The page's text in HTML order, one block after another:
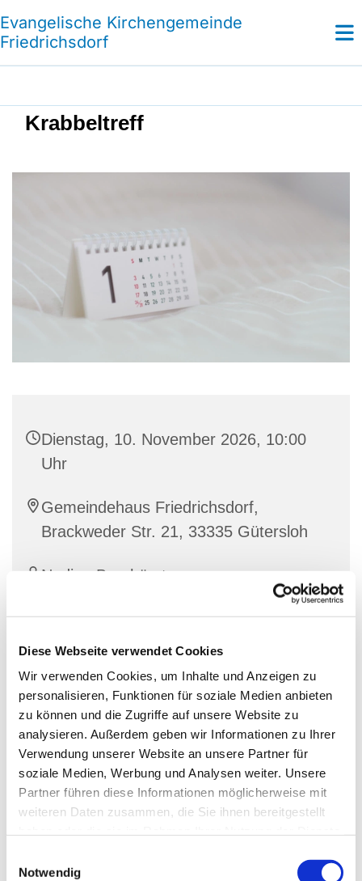
Diese Webseite verwendet Cookies
Wir verwenden Cookies, um Inhalte und Anzeigen zu
personalisieren, Funktionen für soziale Medien anbieten
zu können und die Zugriffe auf unsere Website zu
analysieren. Außerdem geben wir Informationen zu Ihrer
Verwendung unserer Website an unsere Partner für
soziale Medien, Werbung und Analysen weiter. Unsere
Partner führen diese Informationen möglicherweise mit
weiteren Daten zusammen, die Sie ihnen bereitgestellt
Notwendig
Evangelische Kirchengemeinde
Friedrichsdorf
Krabbeltreff
Dienstag, 10. November 2026, 10:00
Uhr
Gemeindehaus Friedrichsdorf,
Brackweder Str. 21, 33335 Gütersloh
Nadine Bernhörster